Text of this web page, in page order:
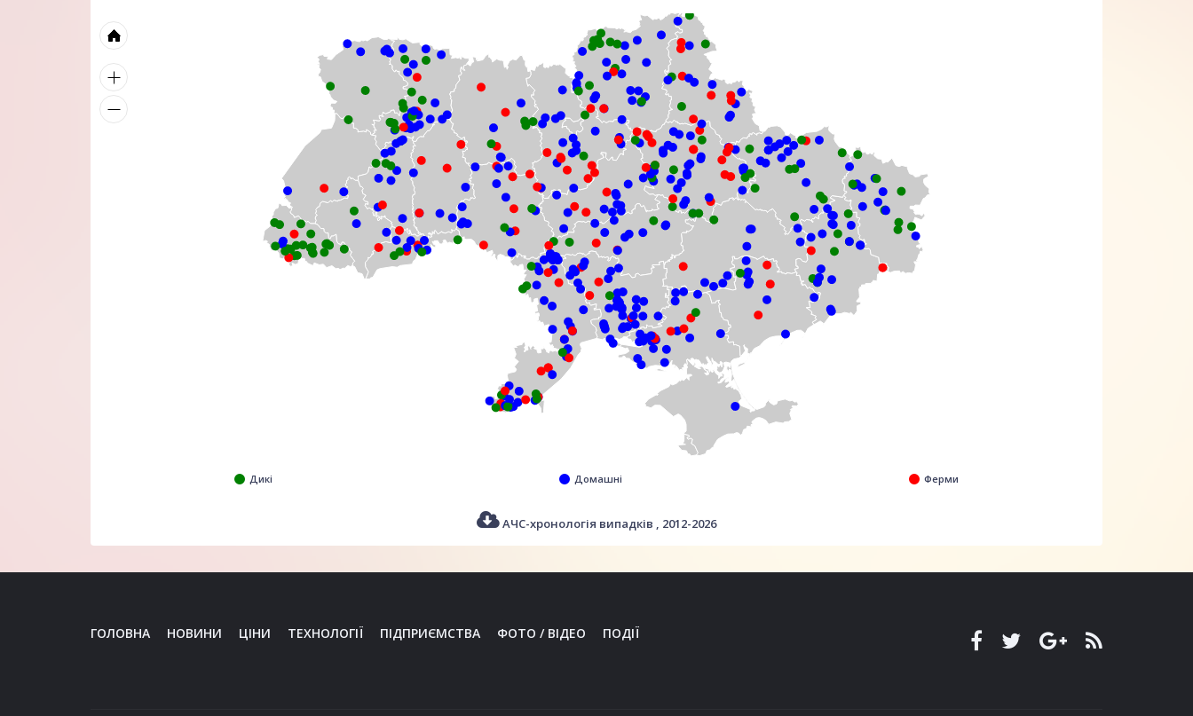
Дикі Домашні Ферми
АЧС-хронологія випадків , 2012-2026
ГОЛОВНА НОВИНИ ЦІНИ ТЕХНОЛОГІЇ ПІДПРИЄМСТВА ФОТО / ВІДЕО ПОДІЇ